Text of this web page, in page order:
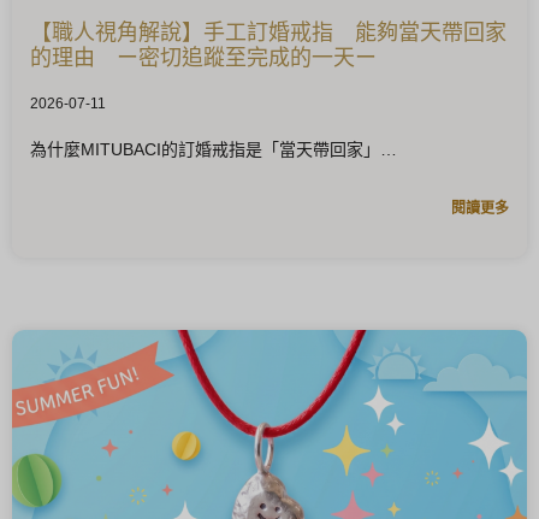
【職人視角解說】手工訂婚戒指 能夠當天帶回家
的理由 ー密切追蹤至完成的一天ー
2026-07-11
為什麼MITUBACI的訂婚戒指是「當天帶回家」
閱讀更多